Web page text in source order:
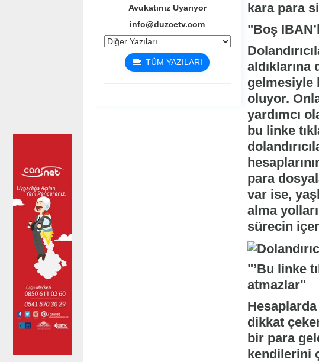
Avukatınız Uyarıyor
info@duzcetv.com
TÜM YAZILARI
kara para
"Boş
aldıklarına
gelmesiyle
oluyor.
yardımcı
bu linke
para
var ise,
alma
sürecin
"’Bu linke
atmazlar"
dikkat
bir para
kendilerini